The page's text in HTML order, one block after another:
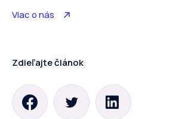
Viac o nás
Zdieľajte článok